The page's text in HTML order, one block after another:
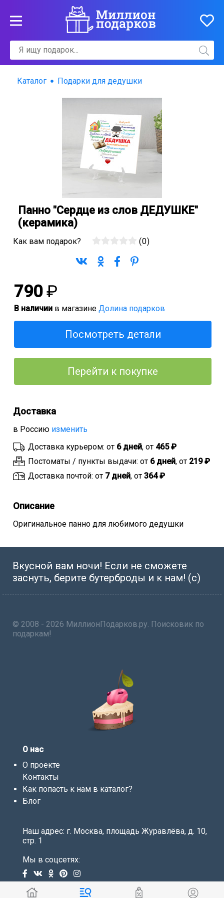
Каталог Подарки для дедушки
Панно "Сердце из слов ДЕДУШКЕ"
(керамика)
Как вам подарок? (0)
790 ₽
В наличии в магазине Долина подарков
Посмотреть детали
Перейти к покупке
Доставка
в Россию изменить
Доставка курьером: от 6 дней, от 465 ₽
Постоматы / пункты выдачи: от 6 дней, от 219 ₽
Доставка почтой: от 7 дней, от 364 ₽
Описание
Оригинальное панно для любимого дедушки
Вкусной вам ночи! Если не сможете
заснуть, берите бутерброды и к нам! (с)
© 2008 - 2026 МиллионПодарков.ру. Поисковик по
подаркам!
О нас
О проекте
Контакты
Как попасть к нам в каталог?
Блог
Наш адрес: г. Москва, площадь Журавлёва, д. 10,
стр. 1
Мы в соцсетях: